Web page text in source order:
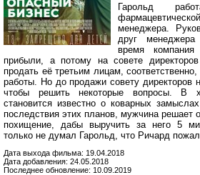
Гарольд
менеджера.
друг
время
прибыли, а потому на совете
продать её третьим лицам,
работы. Но до продажи совету директоров
чтобы решить некоторые вопросы. В
становится известно о коварных
последствия этих планов, мужчина решает
похищение, дабы выручить за него 5
только не думал Гарольд, что Ричард
Дата выхода фильма: 19.04.2018
Дата добавления: 24.05.2018
Последнее обновление: 10.09.2019